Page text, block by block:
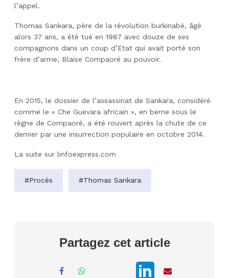
l’appel.
Thomas Sankara, père de la révolution burkinabè, âgé
alors 37 ans, a été tué en 1987 avec douze de ses
compagnons dans un coup d’Etat qui avait porté son
frère d’arme, Blaise Compaoré au pouvoir.
En 2015, le dossier de l’assassinat de Sankara, considéré
comme le « Che Guevara africain », en berne sous le
règne de Compaoré, a été rouvert après la chute de ce
dernier par une insurrection populaire en octobre 2014.
La suite sur linfoexpress.com
#Procès #Thomas Sankara
Partagez cet article